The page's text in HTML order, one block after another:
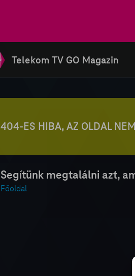
Telekom TV GO Magazin
404-ES HIBA, AZ OLDAL
Segítünk megtalálni azt,
Főoldal